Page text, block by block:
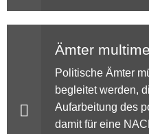
Ämter
Politische Ämter
begleitet werden,
Aufarbeitung des
damit für eine